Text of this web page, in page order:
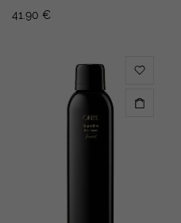
41.90 €